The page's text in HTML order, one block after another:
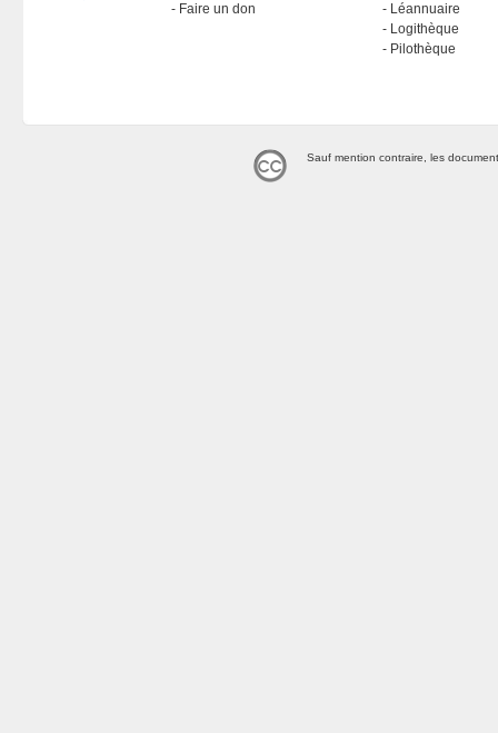
Faire un don
Léannuaire
Logithèque
Pilothèque
Sauf mention contraire, les